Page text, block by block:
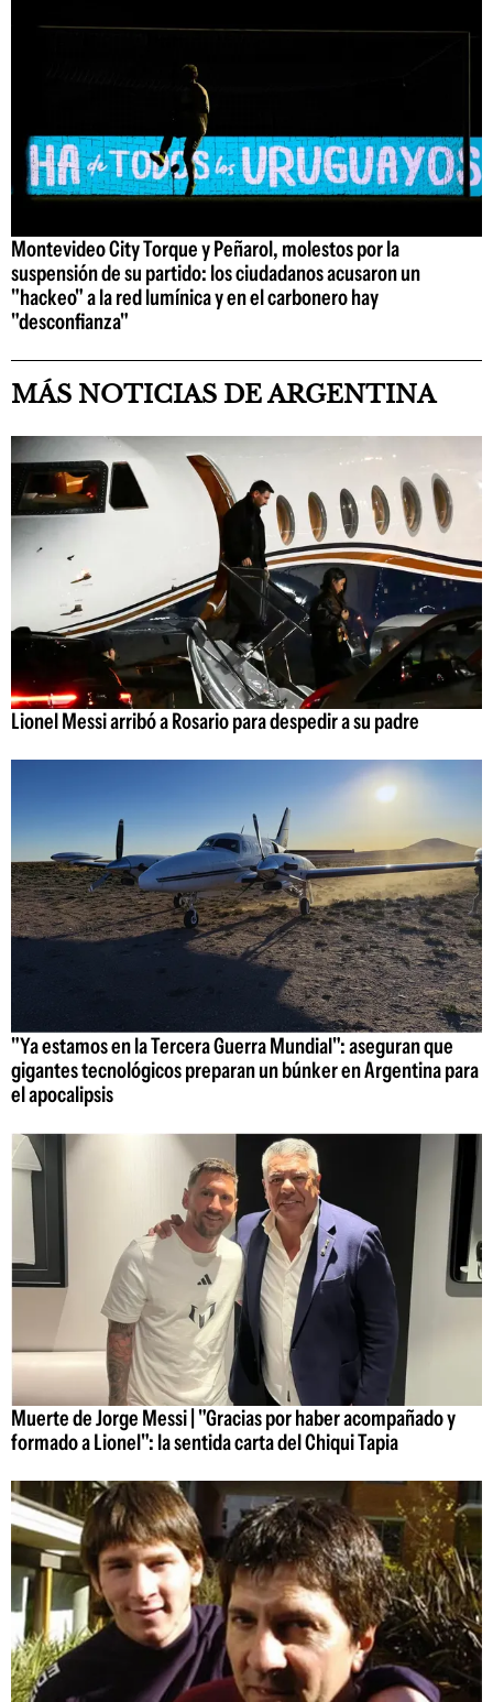
Montevideo City Torque y Peñarol, molestos por la
suspensión de su partido: los ciudadanos acusaron un
"hackeo" a la red lumínica y en el carbonero hay
"desconfianza"
MÁS NOTICIAS DE ARGENTINA
Lionel Messi arribó a Rosario para despedir a su padre
"Ya estamos en la Tercera Guerra Mundial": aseguran que
gigantes tecnológicos preparan un búnker en Argentina para
el apocalipsis
Muerte de Jorge Messi | "Gracias por haber acompañado y
formado a Lionel": la sentida carta del Chiqui Tapia